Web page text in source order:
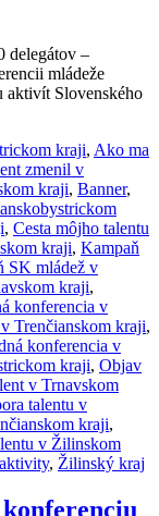
delegátov –
mládeže
aktivít Slovenského
kraji, Ako ma
zmenil v
kraji, Banner,
, Cesta môjho talentu
kraji, Kampaň
SK mládež v
kraji,
konferencia v
Trenčianskom kraji,
konferencia v
kraji, Objav
v Trnavskom
talentu v
kraji,
v Žilinskom
, Žilinský kraj